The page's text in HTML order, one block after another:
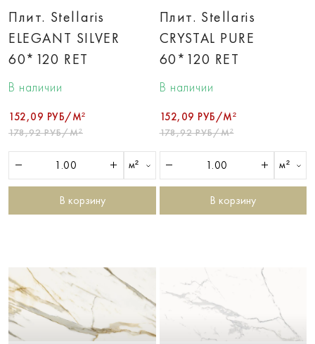
Плит. Stellaris
ELEGANT SILVER
60*120 RET
В наличии
152,09 РУБ/М²
178,92 РУБ/М²
м²
В корзину
Плит. Stellaris
CRYSTAL PURE
60*120 RET
В наличии
152,09 РУБ/М²
178,92 РУБ/М²
м²
В корзину